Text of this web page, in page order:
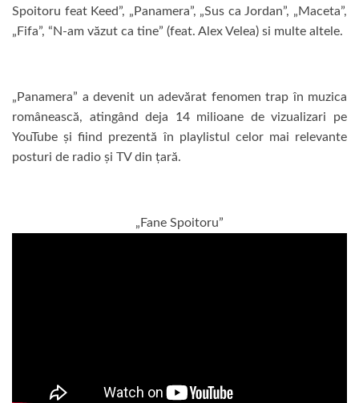
Spoitoru feat Keed”, „Panamera”, „Sus ca Jordan”, „Maceta”,
„Fifa”, “N-am văzut ca tine” (feat. Alex Velea) si multe altele.
„Panamera” a devenit un adevărat fenomen trap în muzica
românească, atingând deja 14 milioane de vizualizari pe
YouTube și fiind prezentă în playlistul celor mai relevante
posturi de radio și TV din țară.
„Fane Spoitoru”